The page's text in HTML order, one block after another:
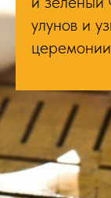
улунов и